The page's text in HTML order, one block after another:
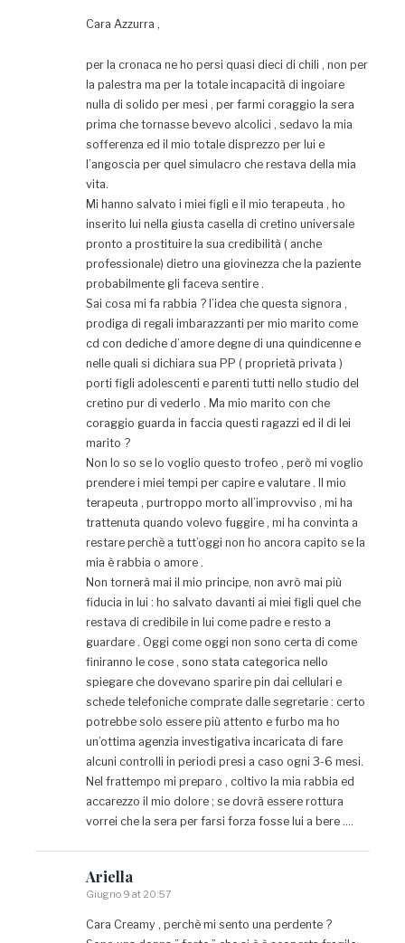
Cara Azzurra ,
per la cronaca ne ho persi quasi dieci di chili , non per
la palestra ma per la totale incapacità di ingoiare
nulla di solido per mesi , per farmi coraggio la sera
prima che tornasse bevevo alcolici , sedavo la mia
sofferenza ed il mio totale disprezzo per lui e
l’angoscia per quel simulacro che restava della mia
vita.
Mi hanno salvato i miei figli e il mio terapeuta , ho
inserito lui nella giusta casella di cretino universale
pronto a prostituire la sua credibilità ( anche
professionale) dietro una giovinezza che la paziente
probabilmente gli faceva sentire .
Sai cosa mi fa rabbia ? l’idea che questa signora ,
prodiga di regali imbarazzanti per mio marito come
cd con dediche d’amore degne di una quindicenne e
nelle quali si dichiara sua PP ( proprietà privata )
porti figli adolescenti e parenti tutti nello studio del
cretino pur di vederlo . Ma mio marito con che
coraggio guarda in faccia questi ragazzi ed il di lei
marito ?
Non lo so se lo voglio questo trofeo , però mi voglio
prendere i miei tempi per capire e valutare . Il mio
terapeuta , purtroppo morto all’improvviso , mi ha
trattenuta quando volevo fuggire , mi ha convinta a
restare perchè a tutt’oggi non ho ancora capito se la
mia è rabbia o amore .
Non tornerà mai il mio principe, non avrò mai più
fiducia in lui : ho salvato davanti ai miei figli quel che
restava di credibile in lui come padre e resto a
guardare . Oggi come oggi non sono certa di come
finiranno le cose , sono stata categorica nello
spiegare che dovevano sparire pin dai cellulari e
schede telefoniche comprate dalle segretarie : certo
potrebbe solo essere più attento e furbo ma ho
un’ottima agenzia investigativa incaricata di fare
alcuni controlli in periodi presi a caso ogni 3-6 mesi.
Nel frattempo mi preparo , coltivo la mia rabbia ed
accarezzo il mio dolore ; se dovrà essere rottura
vorrei che la sera per farsi forza fosse lui a bere ….
Ariella
Giugno 9 at 20:57
Cara Creamy , perchè mi sento una perdente ?